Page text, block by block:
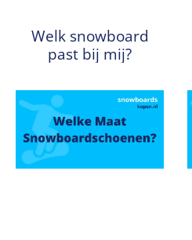
Welk snowboard
past bij mij?